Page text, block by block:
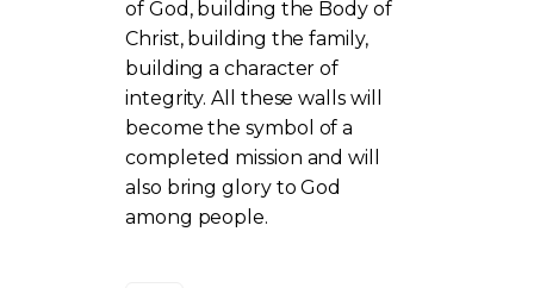
of God, building the Body of
Christ, building the family,
building a character of
integrity. All these walls will
become the symbol of a
completed mission and will
also bring glory to God
among people.